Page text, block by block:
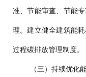
准、节能审查、节能
理。建立健全建筑能
过程碳排放管理制度。
（三）持续优化